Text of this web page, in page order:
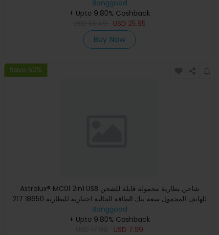
Banggood
+ Upto 9.80% Cashback
USD 25.95
Buy Now
Save 50%
Astrolux® MC01 2in1 USB شاحن بطارية محمولة قابلة للشحن
للهاتف المحمول سعة بنك الطاقة الحالية اختيارية للبطارية 18650 217
Banggood
+ Upto 9.80% Cashback
USD 7.99